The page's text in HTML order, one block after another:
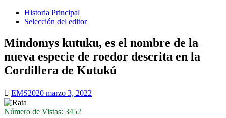
Historia Principal
Selección del editor
Mindomys kutuku, es el nombre de la
nueva especie de roedor descrita en la
Cordillera de Kutukú
EMS2020 marzo 3, 2022
Número de Vistas: 3452